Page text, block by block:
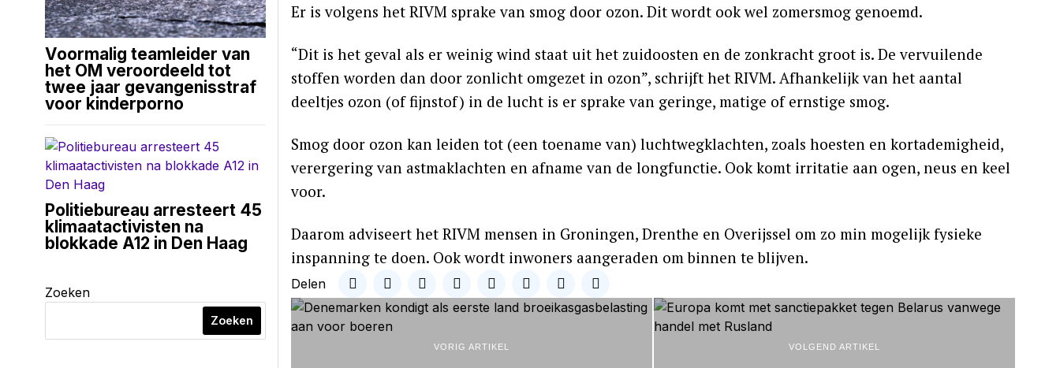
Er is volgens het RIVM sprake van smog door ozon. Dit wordt ook wel zomersmog genoemd.
“Dit is het geval als er weinig wind staat uit het zuidoosten en de zonkracht groot is. De vervuilende
stoffen worden dan door zonlicht omgezet in ozon”, schrijft het RIVM. Afhankelijk van het aantal
deeltjes ozon (of fijnstof) in de lucht is er sprake van geringe, matige of ernstige smog.
Smog door ozon kan leiden tot (een toename van) luchtwegklachten, zoals hoesten en kortademigheid,
verergering van astmaklachten en afname van de longfunctie. Ook komt irritatie aan ogen, neus en keel
voor.
Daarom adviseert het RIVM mensen in Groningen, Drenthe en Overijssel om zo min mogelijk fysieke
inspanning te doen. Ook wordt inwoners aangeraden om binnen te blijven.
Delen
VORIG ARTIKEL VOLGEND ARTIKEL
Voormalig teamleider van
het OM veroordeeld tot
twee jaar gevangenisstraf
voor kinderporno
Politiebureau arresteert 45
klimaatactivisten na
blokkade A12 in Den Haag
Zoeken
Zoeken